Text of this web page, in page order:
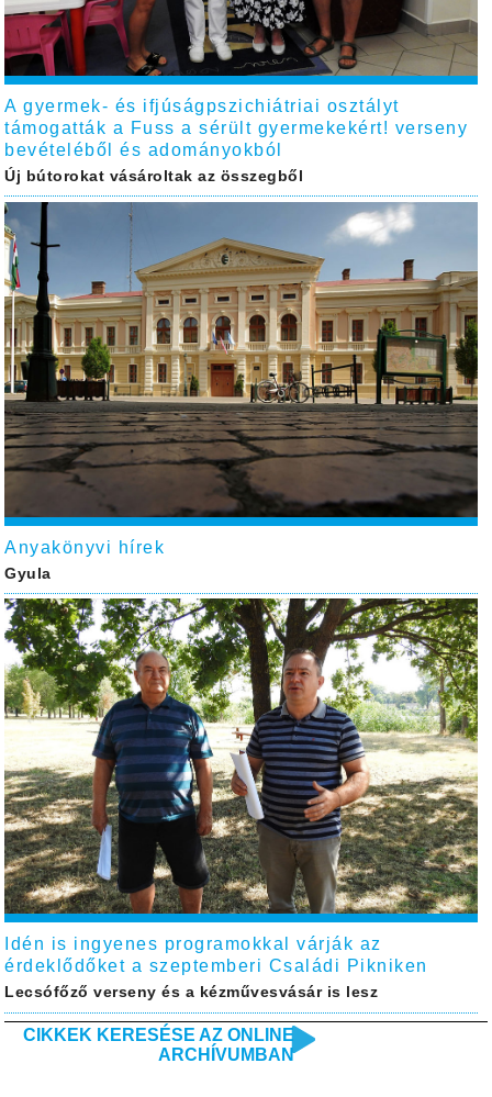
A gyermek- és ifjúságpszichiátriai osztályt
támogatták a Fuss a sérült gyermekekért! verseny
bevételéből és adományokból
Új bútorokat vásároltak az összegből
Anyakönyvi hírek
Gyula
Idén is ingyenes programokkal várják az
érdeklődőket a szeptemberi Családi Pikniken
Lecsófőző verseny és a kézművesvásár is lesz
CIKKEK KERESÉSE AZ ONLINE
ARCHÍVUMBAN